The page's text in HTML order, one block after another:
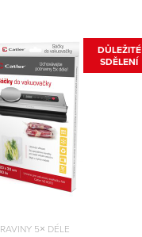
DŮLEŽITÉ
SDĚLENÍ
5× DÉLE